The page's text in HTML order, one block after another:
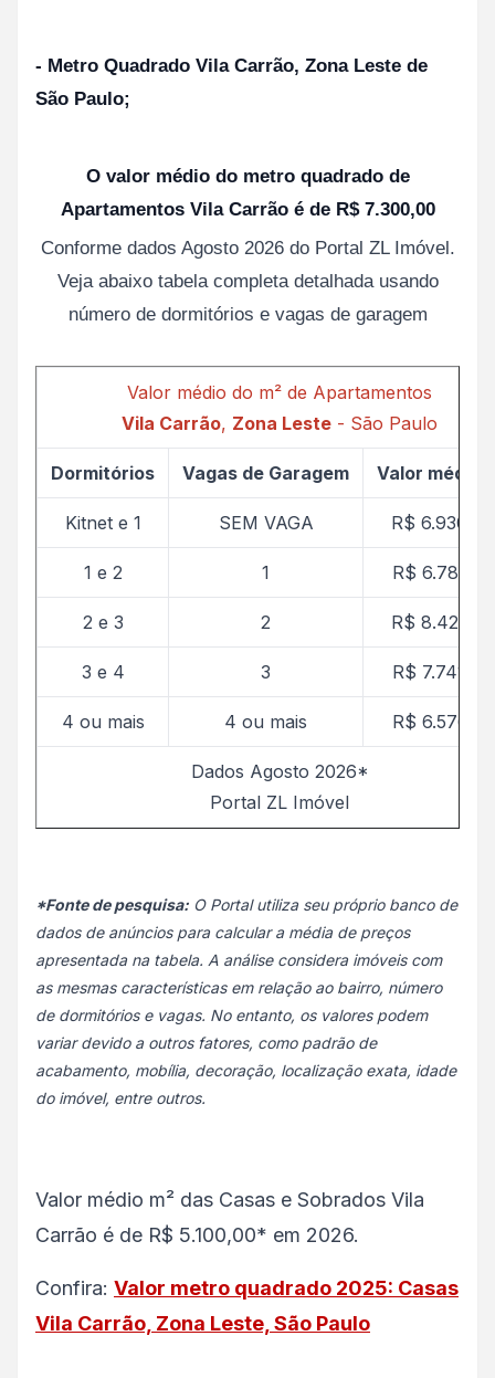
- Metro Quadrado Vila Carrão, Zona Leste de
São Paulo;
O valor médio do metro quadrado de
Apartamentos Vila Carrão é de R$ 7.300,00
Conforme dados Agosto 2026 do Portal ZL Imóvel.
Veja abaixo tabela completa detalhada usando
número de dormitórios e vagas de garagem
Valor médio do m² de Apartamentos
Vila Carrão, Zona Leste - São Paulo
Dormitórios Vagas de Garagem Valor médio
Kitnet e 1 SEM VAGA R$ 6.930,69
1 e 2 1 R$ 6.781,73
2 e 3 2 R$ 8.426,25
3 e 4 3 R$ 7.741,49
4 ou mais 4 ou mais R$ 6.576,03
Dados Agosto 2026*
Portal ZL Imóvel
*Fonte de pesquisa: O Portal utiliza seu próprio banco de
dados de anúncios para calcular a média de preços
apresentada na tabela. A análise considera imóveis com
as mesmas características em relação ao bairro, número
de dormitórios e vagas. No entanto, os valores podem
variar devido a outros fatores, como padrão de
acabamento, mobília, decoração, localização exata, idade
do imóvel, entre outros.
Valor médio m² das Casas e Sobrados Vila
Carrão é de R$ 5.100,00* em 2026.
Confira: Valor metro quadrado 2025: Casas
Vila Carrão, Zona Leste, São Paulo